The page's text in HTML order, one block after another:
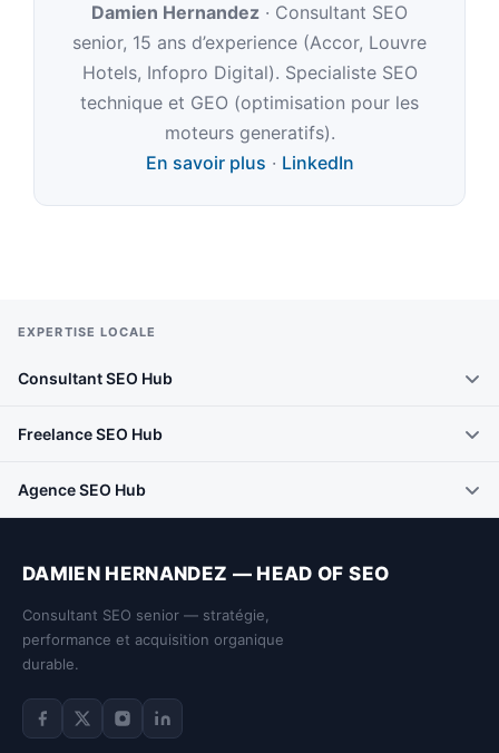
Damien Hernandez · Consultant SEO
senior, 15 ans d’experience (Accor, Louvre
Hotels, Infopro Digital). Specialiste SEO
technique et GEO (optimisation pour les
moteurs generatifs).
En savoir plus · LinkedIn
EXPERTISE LOCALE
Consultant SEO Hub
Freelance SEO Hub
Agence SEO Hub
DAMIEN HERNANDEZ — HEAD OF SEO
Consultant SEO senior — stratégie,
performance et acquisition organique
durable.
Facebook de Damien Hernandez
Twitter de Damien Hernandez
Instagram de Damien Hernandez
LinkedIn de Damien Hernandez